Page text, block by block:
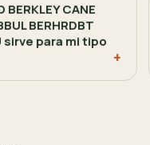
CANE
BERHRDBT
sirve para mi tipo